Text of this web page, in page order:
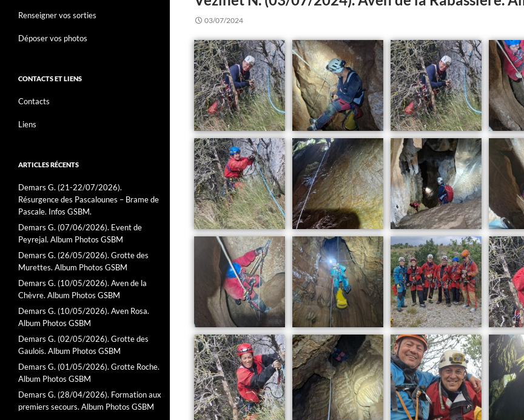
03/07/2024
Renseigner vos sorties
Déposer vos photos
CONTACTS ET LIENS
Contacts
Liens
ARTICLES RÉCENTS
Demars G. (21-22/07/2026).
Résurgence des Pascalounes – Brame de
Pascale. Infos GSBM.
Demars G. (07/06/2026). Event de
Peyrejal. Album Photos GSBM
Demars G. (26/05/2026). Grotte des
Murettes. Album Photos GSBM
Demars G. (10/05/2026). Aven de la
Chèvre. Album Photos GSBM
Demars G. (10/05/2026). Aven Rosa.
Album Photos GSBM
Demars G. (02/05/2026). Grotte des
Gaulois. Album Photos GSBM
Demars G. (01/05/2026). Grotte Roche.
Album Photos GSBM
Demars G. (28/04/2026). Formation aux
premiers secours. Album Photos GSBM